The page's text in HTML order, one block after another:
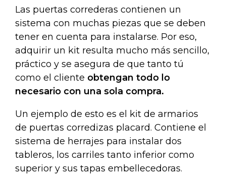
Las puertas correderas contienen un
sistema con muchas piezas que se deben
tener en cuenta para instalarse. Por eso,
adquirir un kit resulta mucho más sencillo,
práctico y se asegura de que tanto tú
como el cliente obtengan todo lo
necesario con una sola compra.
Un ejemplo de esto es el kit de armarios
de puertas corredizas placard. Contiene el
sistema de herrajes para instalar dos
tableros, los carriles tanto inferior como
superior y sus tapas embellecedoras.